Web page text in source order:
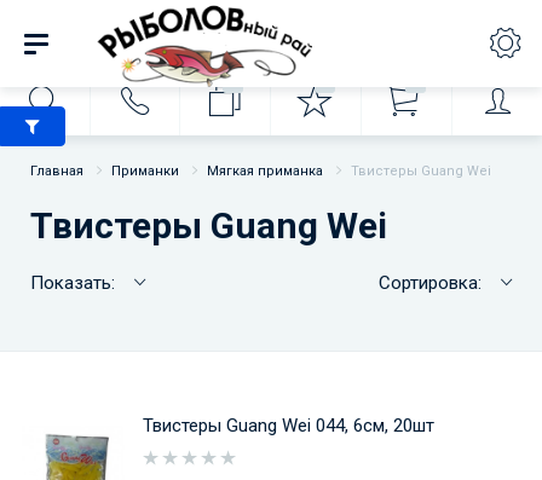
Главная Приманки Мягкая приманка Твистеры Guang Wei
Твистеры Guang Wei
Показать: Сортировка:
Твистеры Guang Wei 044, 6см, 20шт